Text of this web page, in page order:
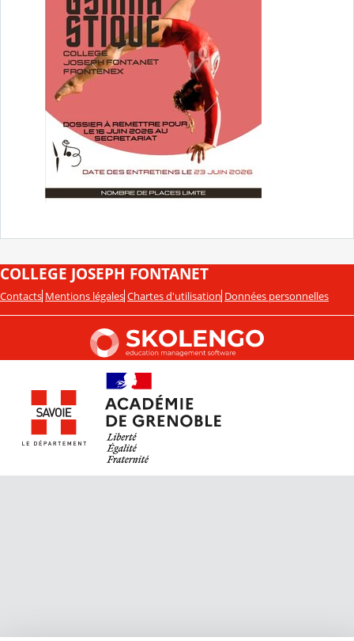
COLLEGE JOSEPH FONTANET
Contacts Mentions légales Chartes d'utilisation Données personnelles